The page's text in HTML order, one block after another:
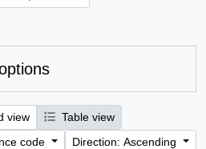
view
Table view
code
Direction: Ascending